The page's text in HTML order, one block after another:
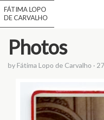
FÁTIMA LOPO
DE CARVALHO
Photos
byFátima Lopo de Carvalho ·